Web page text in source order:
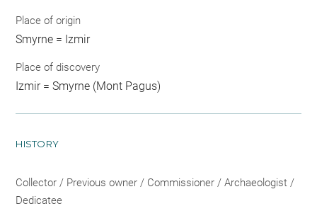
Place of origin
Smyrne = Izmir
Place of discovery
Izmir = Smyrne (Mont Pagus)
HISTORY
Collector / Previous owner / Commissioner / Archaeologist /
Dedicatee